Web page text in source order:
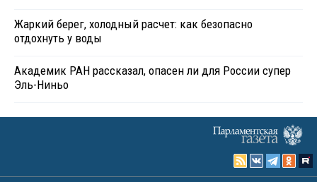
Жаркий берег, холодный расчет: как безопасно
отдохнуть у воды
Академик РАН рассказал, опасен ли для России супер
Эль-Ниньо